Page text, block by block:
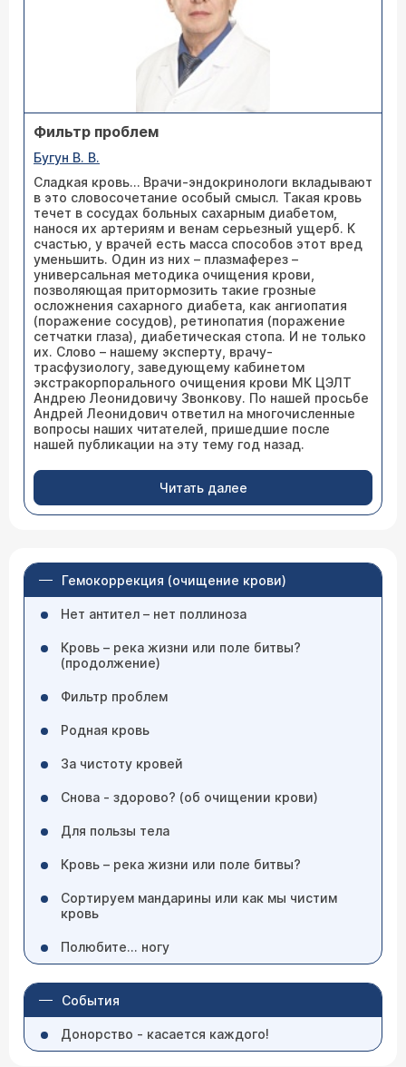
Фильтр проблем
Бугун В. В.
Сладкая кровь… Врачи-эндокринологи вкладывают
в это словосочетание особый смысл. Такая кровь
течет в сосудах больных сахарным диабетом,
нанося их артериям и венам серьезный ущерб. К
счастью, у врачей есть масса способов этот вред
уменьшить. Один из них – плазмаферез –
универсальная методика очищения крови,
позволяющая притормозить такие грозные
осложнения сахарного диабета, как ангиопатия
(поражение сосудов), ретинопатия (поражение
сетчатки глаза), диабетическая стопа. И не только
их. Слово – нашему эксперту, врачу-
трасфузиологу, заведующему кабинетом
экстракорпорального очищения крови МК ЦЭЛТ
Андрею Леонидовичу Звонкову. По нашей просьбе
Андрей Леонидович ответил на многочисленные
вопросы наших читателей, пришедшие после
нашей публикации на эту тему год назад.
Читать далее
Гемокоррекция (очищение крови)
Нет антител – нет поллиноза
Кровь – река жизни или поле битвы?
(продолжение)
Фильтр проблем
Родная кровь
За чистоту кровей
Снова - здорово? (об очищении крови)
Для пользы тела
Кровь – река жизни или поле битвы?
Сортируем мандарины или как мы чистим
кровь
Полюбите... ногу
События
Донорство - касается каждого!